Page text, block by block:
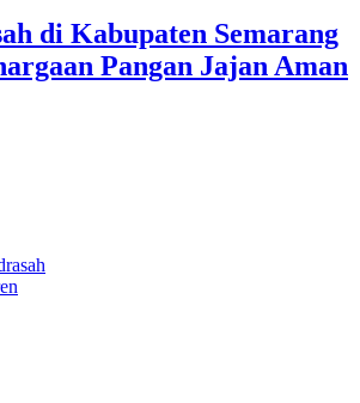
di Kabupaten Semarang
Pangan Jajan Aman